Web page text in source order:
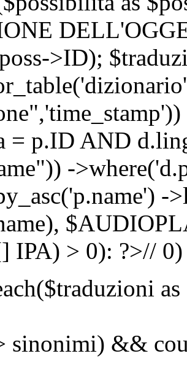
>ID);
= p.ID AND
-
IPA) > 0): ?>//
sinonimi) &&